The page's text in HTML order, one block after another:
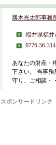
勝木光太郎事務
福井県福井
0776-56-
あなたの財産・
下さい。 当事務
守り、ご相談・
スポンサードリンク